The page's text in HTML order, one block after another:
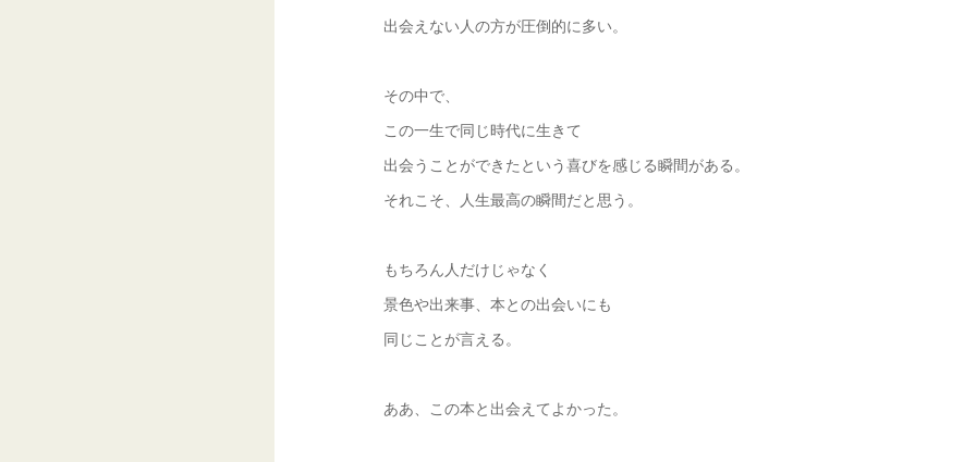
出会えない人の方が圧倒的に多い。
その中で、
この一生で同じ時代に生きて
出会うことができたという喜びを感じる瞬間がある。
それこそ、人生最高の瞬間だと思う。
もちろん人だけじゃなく
景色や出来事、本との出会いにも
同じことが言える。
ああ、この本と出会えてよかった。